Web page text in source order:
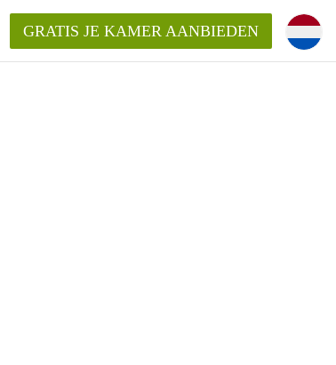
in Roermond?
bemiddelingsvergoeding?
GRATIS JE KAMER AANBIEDEN